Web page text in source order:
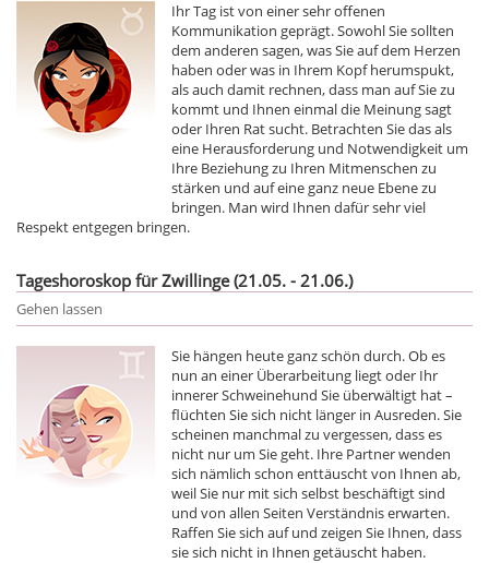
Ihr Tag ist von einer sehr offenen
Kommunikation geprägt. Sowohl Sie sollten
dem anderen sagen, was Sie auf dem Herzen
haben oder was in Ihrem Kopf herumspukt,
als auch damit rechnen, dass man auf Sie zu
kommt und Ihnen einmal die Meinung sagt
oder Ihren Rat sucht. Betrachten Sie das als
eine Herausforderung und Notwendigkeit um
Ihre Beziehung zu Ihren Mitmenschen zu
stärken und auf eine ganz neue Ebene zu
bringen. Man wird Ihnen dafür sehr viel
Respekt entgegen bringen.
Tageshoroskop für Zwillinge (21.05. - 21.06.)
Gehen lassen
Sie hängen heute ganz schön durch. Ob es
nun an einer Überarbeitung liegt oder Ihr
innerer Schweinehund Sie überwältigt hat –
flüchten Sie sich nicht länger in Ausreden. Sie
scheinen manchmal zu vergessen, dass es
nicht nur um Sie geht. Ihre Partner wenden
sich nämlich schon enttäuscht von Ihnen ab,
weil Sie nur mit sich selbst beschäftigt sind
und von allen Seiten Verständnis erwarten.
Raffen Sie sich auf und zeigen Sie Ihnen, dass
sie sich nicht in Ihnen getäuscht haben.